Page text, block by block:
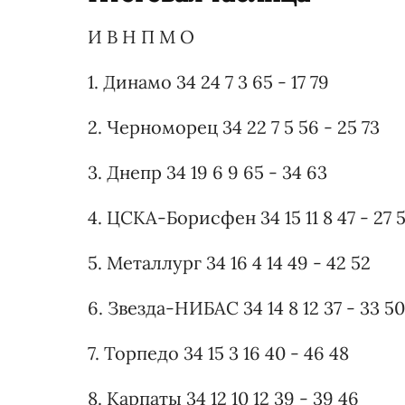
И В Н П М О
1. Динамо 34 24 7 3 65 - 17 79
2. Черноморец 34 22 7 5 56 - 25 73
3. Днепр 34 19 6 9 65 - 34 63
4. ЦСКА-Борисфен 34 15 11 8 47 - 27
5. Металлург 34 16 4 14 49 - 42 52
6. Звезда-НИБАС 34 14 8 12 37 - 33 50
7. Торпедо 34 15 3 16 40 - 46 48
8. Карпаты 34 12 10 12 39 - 39 46